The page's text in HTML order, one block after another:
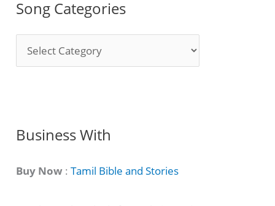
Song Categories
o
C
t
Business With
Buy Now :Tamil Bible and Stories